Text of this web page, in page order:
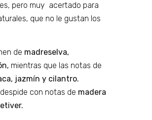
pero muy acertado para
que no le gustan los
de madreselva,
mientras que las notas de
jazmín y cilantro.
con notas de madera